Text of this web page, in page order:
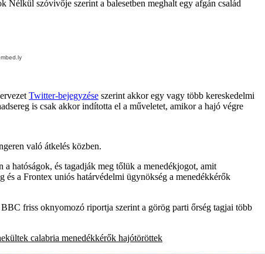
szóvivője szerint a balesetben meghalt egy afgán család
Twitter-bejegyzése szerint akkor egy vagy több kereskedelmi
is csak akkor indította el a műveletet, amikor a hajó végre
való átkelés közben.
hatóságok, és tagadják meg tőlük a menedékjogot, amit
és a Frontex uniós határvédelmi ügynökség a menedékkérők
friss oknyomozó riportja szerint a görög parti őrség tagjai több
calabria menedékkérők hajótöröttek